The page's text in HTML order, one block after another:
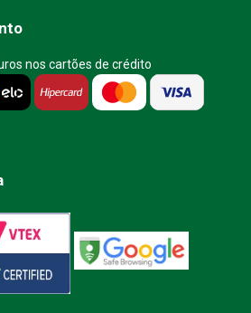
nos cartões de crédito